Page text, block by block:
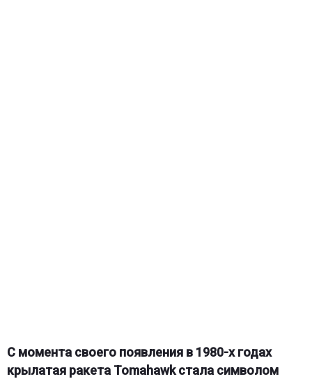
С момента своего появления в 1980-х годах
крылатая ракета Tomahawk стала символом